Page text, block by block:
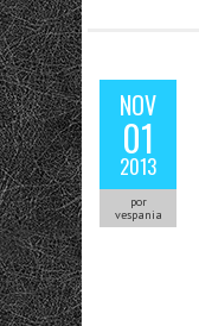
NOV
01
2013
por
vespania